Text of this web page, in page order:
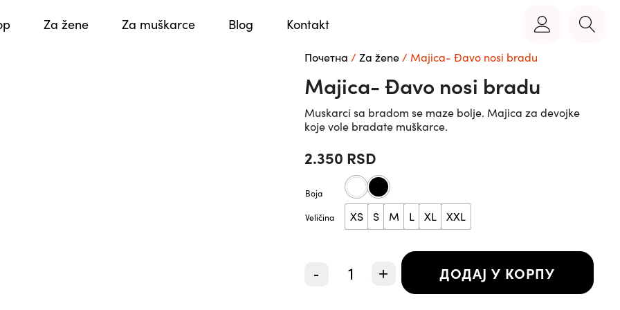
Za žene Za muškarce Blog Kontakt
Почетна / Za žene/ Majica- Đavo nosi bradu
Majica- Đavo nosi bradu
Muskarci sa bradom se maze bolje. Majica za devojke
koje vole bradate muškarce.
2.350 RSD
Boja
Veličina XS S M L XL XXL
- + ДОДАЈ У КОРПУ